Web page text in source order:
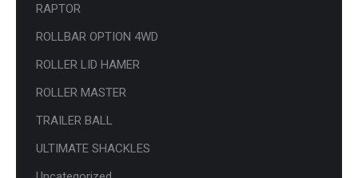
RAPTOR
ROLLBAR OPTION 4WD
ROLLER LID HAMER
ROLLER MASTER
TRAILER BALL
ULTIMATE SHACKLES